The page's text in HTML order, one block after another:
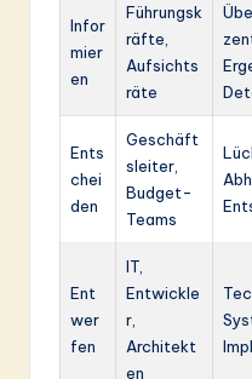
Infor
mier
en
Führungsk
räfte,
Aufsichts
räte
Ents
chei
den
Geschäft
sleiter,
Budget-
Teams
Ent
wer
fen
IT,
Entwickle
r,
Architekt
en